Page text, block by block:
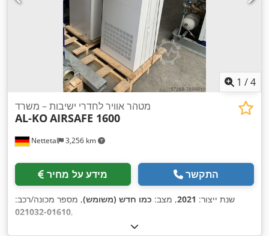
1 /4
Nettetal 3,256 km
מטהר אוויר לחדרי ישיבות – משרד
AL-KOAIRSAFE 1600
מידע על מחיר התקשר
שנת ייצור: 2021, מצב: כמו חדש (משומש), מספר מכונה/רכב:
021032-01610,